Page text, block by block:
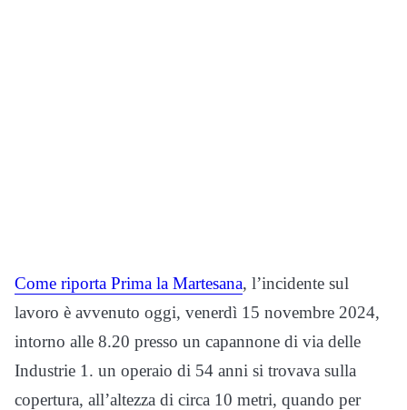
Come riporta Prima la Martesana, l’incidente sul
lavoro è avvenuto oggi, venerdì 15 novembre 2024,
intorno alle 8.20 presso un capannone di via delle
Industrie 1. un operaio di 54 anni si trovava sulla
copertura, all’altezza di circa 10 metri, quando per